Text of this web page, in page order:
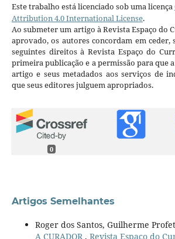
Este trabalho está licenciado sob uma licença
Attribution 4.0 International License.
Ao submeter um artigo à Revista Espaço do
aprovado, os autores concordam em ceder,
seguintes direitos à Revista Espaço do
primeira publicação e a permissão para que
artigo e seus metadados aos serviços de
que seus editores julguem apropriados.
0
Artigos Semelhantes
Roger dos Santos, Guilherme
A CURADOR , Revista Espaço do